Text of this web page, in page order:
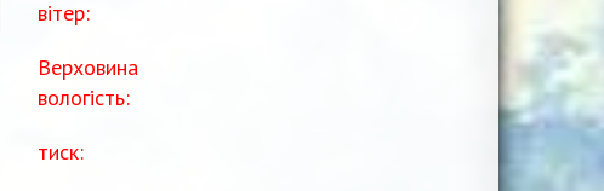
вітер:
Верховина
вологість:
тиск: